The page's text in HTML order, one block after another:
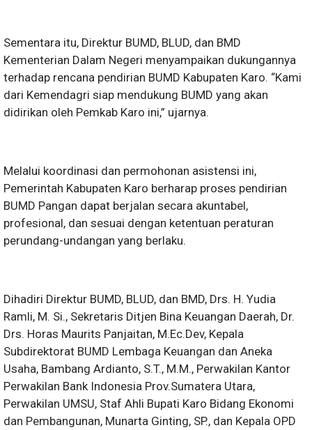
Sementara itu, Direktur BUMD, BLUD, dan BMD
Kementerian Dalam Negeri menyampaikan dukungannya
terhadap rencana pendirian BUMD Kabupaten Karo. “Kami
dari Kemendagri siap mendukung BUMD yang akan
didirikan oleh Pemkab Karo ini,” ujarnya.
Melalui koordinasi dan permohonan asistensi ini,
Pemerintah Kabupaten Karo berharap proses pendirian
BUMD Pangan dapat berjalan secara akuntabel,
profesional, dan sesuai dengan ketentuan peraturan
perundang-undangan yang berlaku.
Dihadiri Direktur BUMD, BLUD, dan BMD, Drs. H. Yudia
Ramli, M. Si., Sekretaris Ditjen Bina Keuangan Daerah, Dr.
Drs. Horas Maurits Panjaitan, M.Ec.Dev, Kepala
Subdirektorat BUMD Lembaga Keuangan dan Aneka
Usaha, Bambang Ardianto, S.T., M.M., Perwakilan Kantor
Perwakilan Bank Indonesia Prov.Sumatera Utara,
Perwakilan UMSU, Staf Ahli Bupati Karo Bidang Ekonomi
dan Pembangunan, Munarta Ginting, SP., dan Kepala OPD